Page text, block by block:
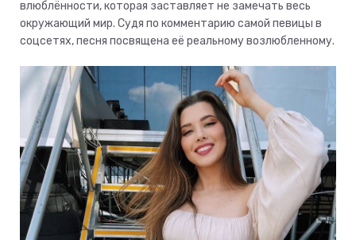
влюблённости, которая заставляет не замечать весь
окружающий мир. Судя по комментарию самой певицы в
соцсетях, песня посвящена её реальному возлюбленному.